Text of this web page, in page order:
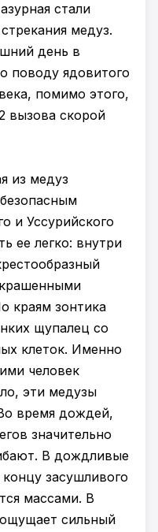
стали
медуз.
день в
поводу ядовитого
помимо этого,
вызова скорой
из медуз
и Уссурийского
ее легко: внутри
краям зонтика
щупалец со
клеток. Именно
человек
эти медузы
время дождей,
значительно
В дождливые
засушливого
массами. В
сильный